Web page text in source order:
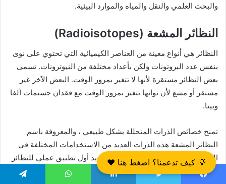
💡 كيف تدعمنا؟ اضغط هنا ❤️
والبحث العلمي والنقل والمياه والموارد البيئية.
النظائر المشعة (Radioisotopes)
النظائر هي أنواع معينة من العناصر الكيميائية التي تحتوي على نوى
بنفس عدد البروتونات ولكن بأعداد مختلفة من النيوترونات. تسمى
بعض النظائر مستقرة لأنها لا تتغير بمرور الوقت. البعض الآخر غير
مستقر أو مشع لأن نواتها تتغير بمرور الوقت مع فقدان جسيمات ألفا
وبيتا.
تمنح خصائص الذرات المتحللة بشكل طبيعي ، والمعروفة باسم
النظائر المشعة هذه الذرات العديد من الاستخدامات المختلفة في
العديد من جوانب الحياة الحديثة. تم تحديد أول تطبيق عملي للنظائر
المشعة في عام 1911 من قبل مجري يدعى جورج دي هويس.